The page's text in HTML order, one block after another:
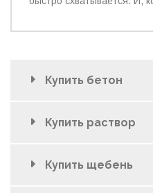
Купить бетон
Купить раствор
Купить щебень